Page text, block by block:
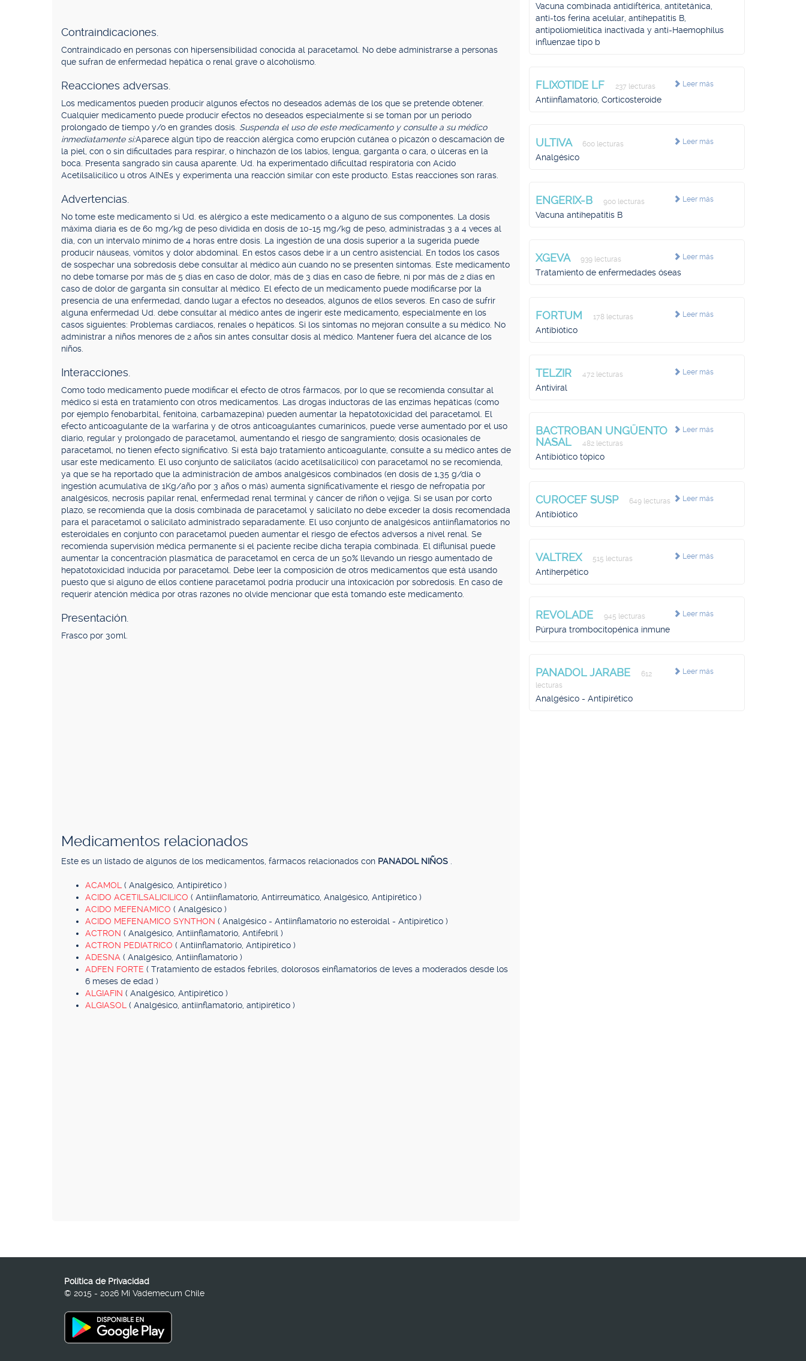
Contraindicaciones.
Contraindicado en personas con hipersensibilidad conocida al paracetamol. No debe administrarse a personas
que sufran de enfermedad hepática o renal grave o alcoholismo.
Reacciones adversas.
Los medicamentos pueden producir algunos efectos no deseados además de los que se pretende obtener.
Cualquier medicamento puede producir efectos no deseados especialmente si se toman por un período
prolongado de tiempo y/o en grandes dosis. Suspenda el uso de este medicamento y consulte a su médico
inmediatamente si:Aparece algún tipo de reacción alérgica como erupción cutánea o picazón o descamación de
la piel, con o sin dificultades para respirar, o hinchazón de los labios, lengua, garganta o cara, o úlceras en la
boca. Presenta sangrado sin causa aparente. Ud. ha experimentado dificultad respiratoria con Acido
Acetilsalicílico u otros AINEs y experimenta una reacción similar con este producto. Estas reacciones son raras.
Advertencias.
No tome este medicamento si Ud. es alérgico a este medicamento o a alguno de sus componentes. La dosis
máxima diaria es de 60 mg/kg de peso dividida en dosis de 10-15 mg/kg de peso, administradas 3 a 4 veces al
día, con un intervalo mínimo de 4 horas entre dosis. La ingestión de una dosis superior a la sugerida puede
producir náuseas, vómitos y dolor abdominal. En estos casos debe ir a un centro asistencial. En todos los casos
de sospechar una sobredosis debe consultar al médico aún cuando no se presenten síntomas. Este medicamento
no debe tomarse por más de 5 días en caso de dolor, más de 3 días en caso de fiebre, ni por más de 2 días en
caso de dolor de garganta sin consultar al médico. El efecto de un medicamento puede modificarse por la
presencia de una enfermedad, dando lugar a efectos no deseados, algunos de ellos severos. En caso de sufrir
alguna enfermedad Ud. debe consultar al médico antes de ingerir este medicamento, especialmente en los
casos siguientes: Problemas cardiacos, renales o hepáticos. Si los síntomas no mejoran consulte a su médico. No
administrar a niños menores de 2 años sin antes consultar dosis al médico. Mantener fuera del alcance de los
niños.
Interacciones.
Como todo medicamento puede modificar el efecto de otros fármacos, por lo que se recomienda consultar al
médico si está en tratamiento con otros medicamentos. Las drogas inductoras de las enzimas hepáticas (como
por ejemplo fenobarbital, fenitoína, carbamazepina) pueden aumentar la hepatotoxicidad del paracetamol. El
efecto anticoagulante de la warfarina y de otros anticoagulantes cumarínicos, puede verse aumentado por el uso
diario, regular y prolongado de paracetamol, aumentando el riesgo de sangramiento; dosis ocasionales de
paracetamol, no tienen efecto significativo. Si está bajo tratamiento anticoagulante, consulte a su médico antes de
usar este medicamento. El uso conjunto de salicilatos (acido acetilsalicílico) con paracetamol no se recomienda,
ya que se ha reportado que la administración de ambos analgésicos combinados (en dosis de 1,35 g/día o
ingestión acumulativa de 1Kg/año por 3 años o más) aumenta significativamente el riesgo de nefropatía por
analgésicos, necrosis papilar renal, enfermedad renal terminal y cáncer de riñón o vejiga. Si se usan por corto
plazo, se recomienda que la dosis combinada de paracetamol y salicilato no debe exceder la dosis recomendada
para el paracetamol o salicilato administrado separadamente. El uso conjunto de analgésicos antiinflamatorios no
esteroidales en conjunto con paracetamol pueden aumentar el riesgo de efectos adversos a nivel renal. Se
recomienda supervisión médica permanente si el paciente recibe dicha terapia combinada. El diflunisal puede
aumentar la concentración plasmática de paracetamol en cerca de un 50% llevando un riesgo aumentado de
hepatotoxicidad inducida por paracetamol. Debe leer la composición de otros medicamentos que está usando
puesto que si alguno de ellos contiene paracetamol podría producir una intoxicación por sobredosis. En caso de
requerir atención médica por otras razones no olvide mencionar que está tomando este medicamento.
Presentación.
Frasco por 30ml.
Medicamentos relacionados
Este es un listado de algunos de los medicamentos, fármacos relacionados con PANADOL NIÑOS
ACAMOL ( Analgésico, Antipirético )
ACIDO ACETILSALICILICO ( Antiinflamatorio, Antirreumático, Analgésico, Antipirético )
ACIDO MEFENAMICO ( Analgésico )
ACIDO MEFENAMICO SYNTHON ( Analgésico - Antiinflamatorio no esteroidal - Antipirético )
ACTRON ( Analgésico, Antiinflamatorio, Antifebril )
ACTRON PEDIATRICO ( Antiinflamatorio, Antipirético )
ADESNA ( Analgésico, Antiinflamatorio )
ADFEN FORTE ( Tratamiento de estados febriles, dolorosos einflamatorios de leves a moderados desde los
6 meses de edad )
ALGIAFIN ( Analgésico, Antipirético )
ALGIASOL ( Analgésico, antiinflamatorio, antipirético )
Vacuna combinada antidiftérica, antitetánica,
anti-tos ferina acelular, antihepatitis B,
antipoliomielítica inactivada y anti-Haemophilus
influenzae tipo b
Leer más
FLIXOTIDE LF 237 lecturas
Antiinflamatorio, Corticosteroide
Leer más
ULTIVA 600 lecturas
Analgésico
Leer más
ENGERIX-B 900 lecturas
Vacuna antihepatitis B
Leer más
XGEVA 939 lecturas
Tratamiento de enfermedades óseas
Leer más
FORTUM 178 lecturas
Antibiótico
Leer más
TELZIR 472 lecturas
Antiviral
Leer más
BACTROBAN UNGÜENTO
NASAL
482 lecturas
Antibiótico tópico
Leer más
CUROCEF SUSP 649 lecturas
Antibiótico
Leer más
VALTREX 515 lecturas
Antiherpético
Leer más
REVOLADE 945 lecturas
Púrpura trombocitopénica inmune
Leer más
PANADOL JARABE
612
lecturas
Analgésico - Antipirético
Política de Privacidad
© 2015 - 2026 Mi Vademecum Chile